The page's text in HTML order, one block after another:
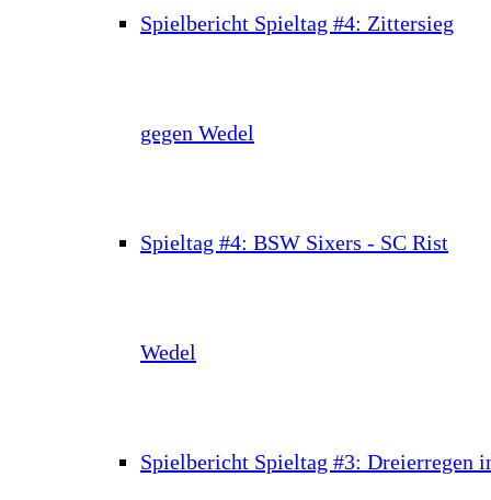
Spielbericht Spieltag #4: Zittersieg
gegen Wedel
Spieltag #4: BSW Sixers - SC Rist
Wedel
Spielbericht Spieltag #3: Dreierregen